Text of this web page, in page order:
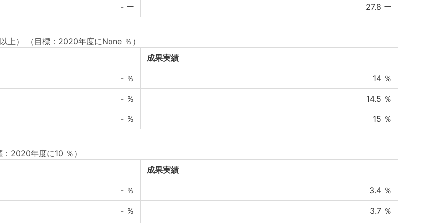
- ー 27.8 ー
上）
（目標：2020年度にNone ％）
成果実績
- ％ 14 ％
- ％ 14.5 ％
- ％ 15 ％
：2020年度に10 ％）
成果実績
- ％ 3.4 ％
- ％ 3.7 ％